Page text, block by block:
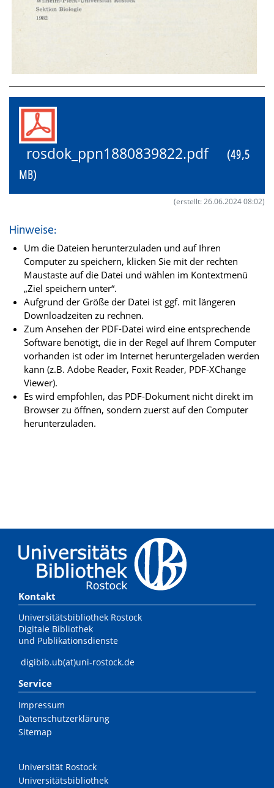
rosdok_ppn1880839822.pdf
(49,5
MB)
(erstellt: 26.06.2024 08:02)
Hinweise:
Um die Dateien herunterzuladen und auf Ihren
Computer zu speichern, klicken Sie mit der rechten
Maustaste auf die Datei und wählen im Kontextmenü
„Ziel speichern unter“.
Aufgrund der Größe der Datei ist ggf. mit längeren
Downloadzeiten zu rechnen.
Zum Ansehen der PDF-Datei wird eine entsprechende
Software benötigt, die in der Regel auf Ihrem Computer
vorhanden ist oder im Internet heruntergeladen werden
kann (z.B. Adobe Reader, Foxit Reader, PDF-XChange
Viewer).
Es wird empfohlen, das PDF-Dokument nicht direkt im
Browser zu öffnen, sondern zuerst auf den Computer
herunterzuladen.
Kontakt
Universitätsbibliothek Rostock
Digitale Bibliothek
und Publikationsdienste
digibib.ub(at)uni-rostock.de
Service
Impressum
Datenschutzerklärung
Sitemap
Universität Rostock
Universitätsbibliothek